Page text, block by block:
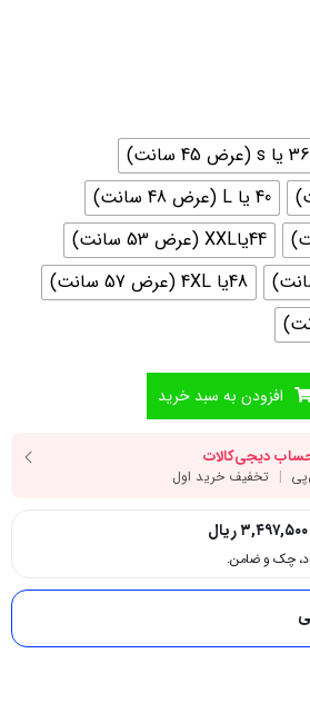
36 یا s (عرض 45 سانت)
40 یا L (عرض 48 سانت)
44یاXXL (عرض 53 سانت)
48یا 4XL (عرض 57 سانت)
افزودن به سبد خرید
۳,۴۹۷,۵۰۰ریال